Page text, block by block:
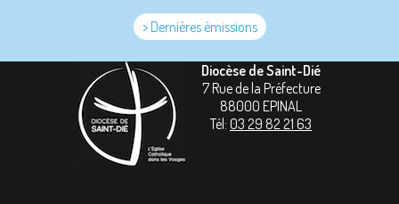
> Dernières émissions
Diocèse de Saint-Dié
7 Rue de la Préfecture
88000 EPINAL
Tél: 03 29 82 21 63